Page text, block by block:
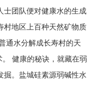
士团队便对健康水的生成
村地区上百种天然矿物质
通水分解成长寿村的天
健康的秘诀，就藏在弱
掘。盐城硅素源弱碱性水